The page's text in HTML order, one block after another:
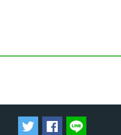
ツイートするFacebookで